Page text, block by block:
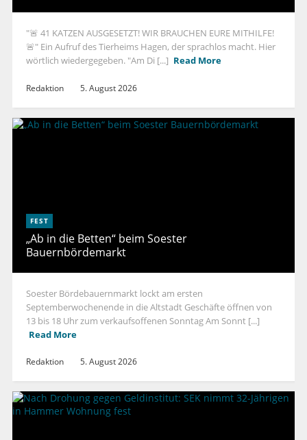
"🚨 41 KATZEN AUSGESETZT! WIR BRAUCHEN EURE MITHILFE!
🚨" Ein Aufruf des Tierheims Hagen, der sprachlos macht. Hier
wörtlich wiedergegeben. "Am Di [...] Read More
Redaktion 5. August 2026
FEST
„Ab in die Betten“ beim Soester
Bauernbördemarkt
Soester Bördebauernmarkt lockt am ersten
Septemberwochenende in die Altstadt Geschäfte öffnen von
13 bis 18 Uhr zum verkaufsoffenen Sonntag Am Sonnt [...]
Read More
Redaktion 5. August 2026